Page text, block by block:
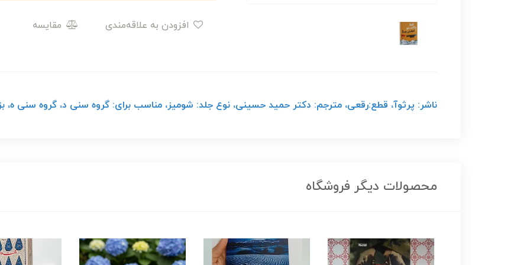
مقایسه
ناشر: پرثوآ، قطع:رقعی، مترجم: دکتر حمید حسینی، نوع جلد: شومیز، مناسب برای: گروه سنی د، گروه سنی ه،
محصولات دیگر فروشگاه